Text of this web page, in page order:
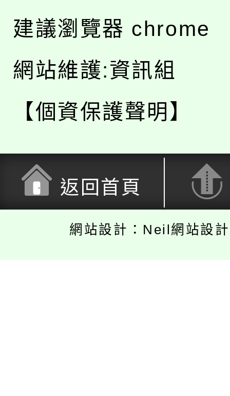
建議瀏覽器 chrome
網站維護:資訊組
【個資保護聲明】
返回首頁
網站設計：Neil網站設